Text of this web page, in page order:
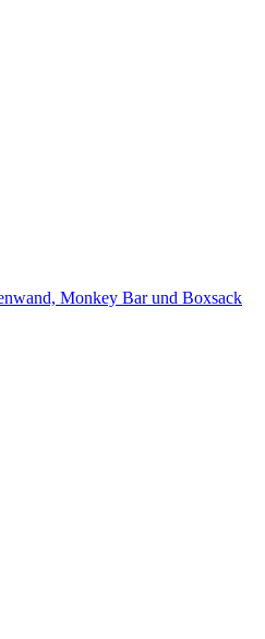
Monkey Bar und Boxsack